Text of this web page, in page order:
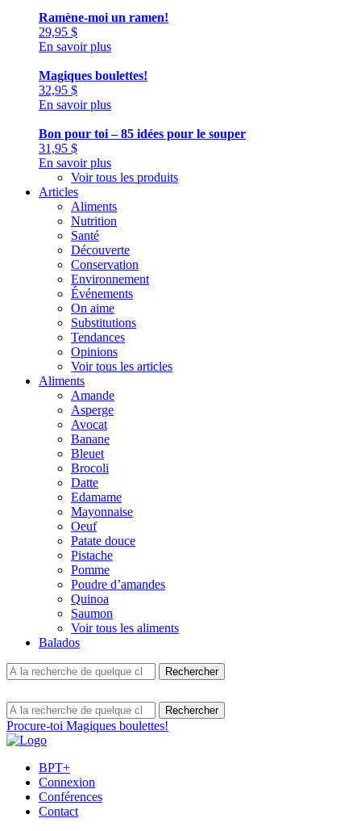
Ramène-moi un ramen!
29,95 $
En savoir plus
Magiques boulettes!
32,95 $
En savoir plus
Bon pour toi – 85 idées pour le souper
31,95 $
En savoir plus
Voir tous les produits
Articles
Aliments
Nutrition
Santé
Découverte
Conservation
Environnement
Événements
On aime
Substitutions
Tendances
Opinions
Voir tous les articles
Aliments
Amande
Asperge
Avocat
Banane
Bleuet
Brocoli
Datte
Edamame
Mayonnaise
Oeuf
Patate douce
Pistache
Pomme
Poudre d’amandes
Quinoa
Saumon
Voir tous les aliments
Balados
Procure-toi Magiques boulettes!
BPT+
Connexion
Conférences
Contact